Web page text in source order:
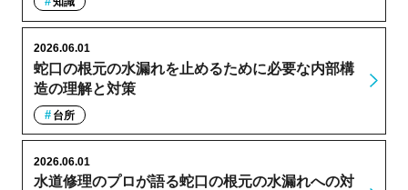
蛇口の根元の水漏れを止めるために必要な内部構
造の理解と対策
2026.06.01
台所
水道修理のプロが語る蛇口の根元の水漏れへの対
2026.06.01